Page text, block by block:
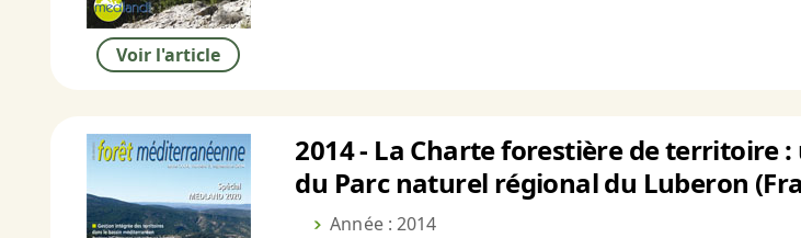
Voir l'article
2014 - La Charte forestière de territoire
du Parc naturel régional du Luberon
Année : 2014